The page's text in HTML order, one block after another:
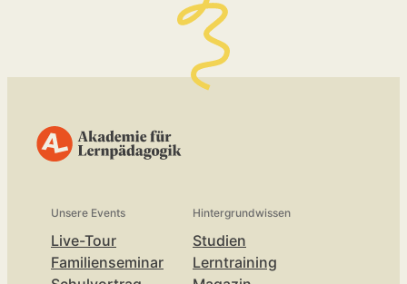
Unsere Events
Live-Tour
Familienseminar
Hintergrundwissen
Studien
Lerntraining